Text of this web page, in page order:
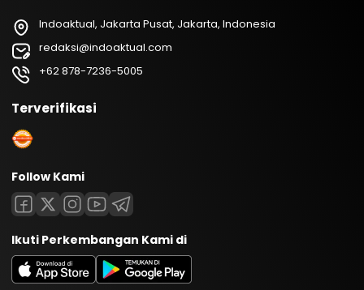
Indoaktual, Jakarta Pusat, Jakarta, Indonesia
redaksi@indoaktual.com
+62 878-7236-5005
Terverifikasi
Follow Kami
Ikuti Perkembangan Kami di